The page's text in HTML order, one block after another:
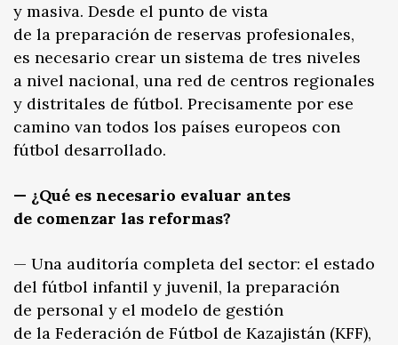
y masiva. Desde el punto de vista
de la preparación de reservas profesionales,
es necesario crear un sistema de tres niveles
a nivel nacional, una red de centros regionales
y distritales de fútbol. Precisamente por ese
camino van todos los países europeos con
fútbol desarrollado.
— ¿Qué es necesario evaluar antes
de comenzar las reformas?
— Una auditoría completa del sector: el estado
del fútbol infantil y juvenil, la preparación
de personal y el modelo de gestión
de la Federación de Fútbol de Kazajistán (KFF),